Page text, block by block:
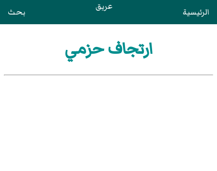
الرئيسية عريق بحث
ارتجاف حزمي